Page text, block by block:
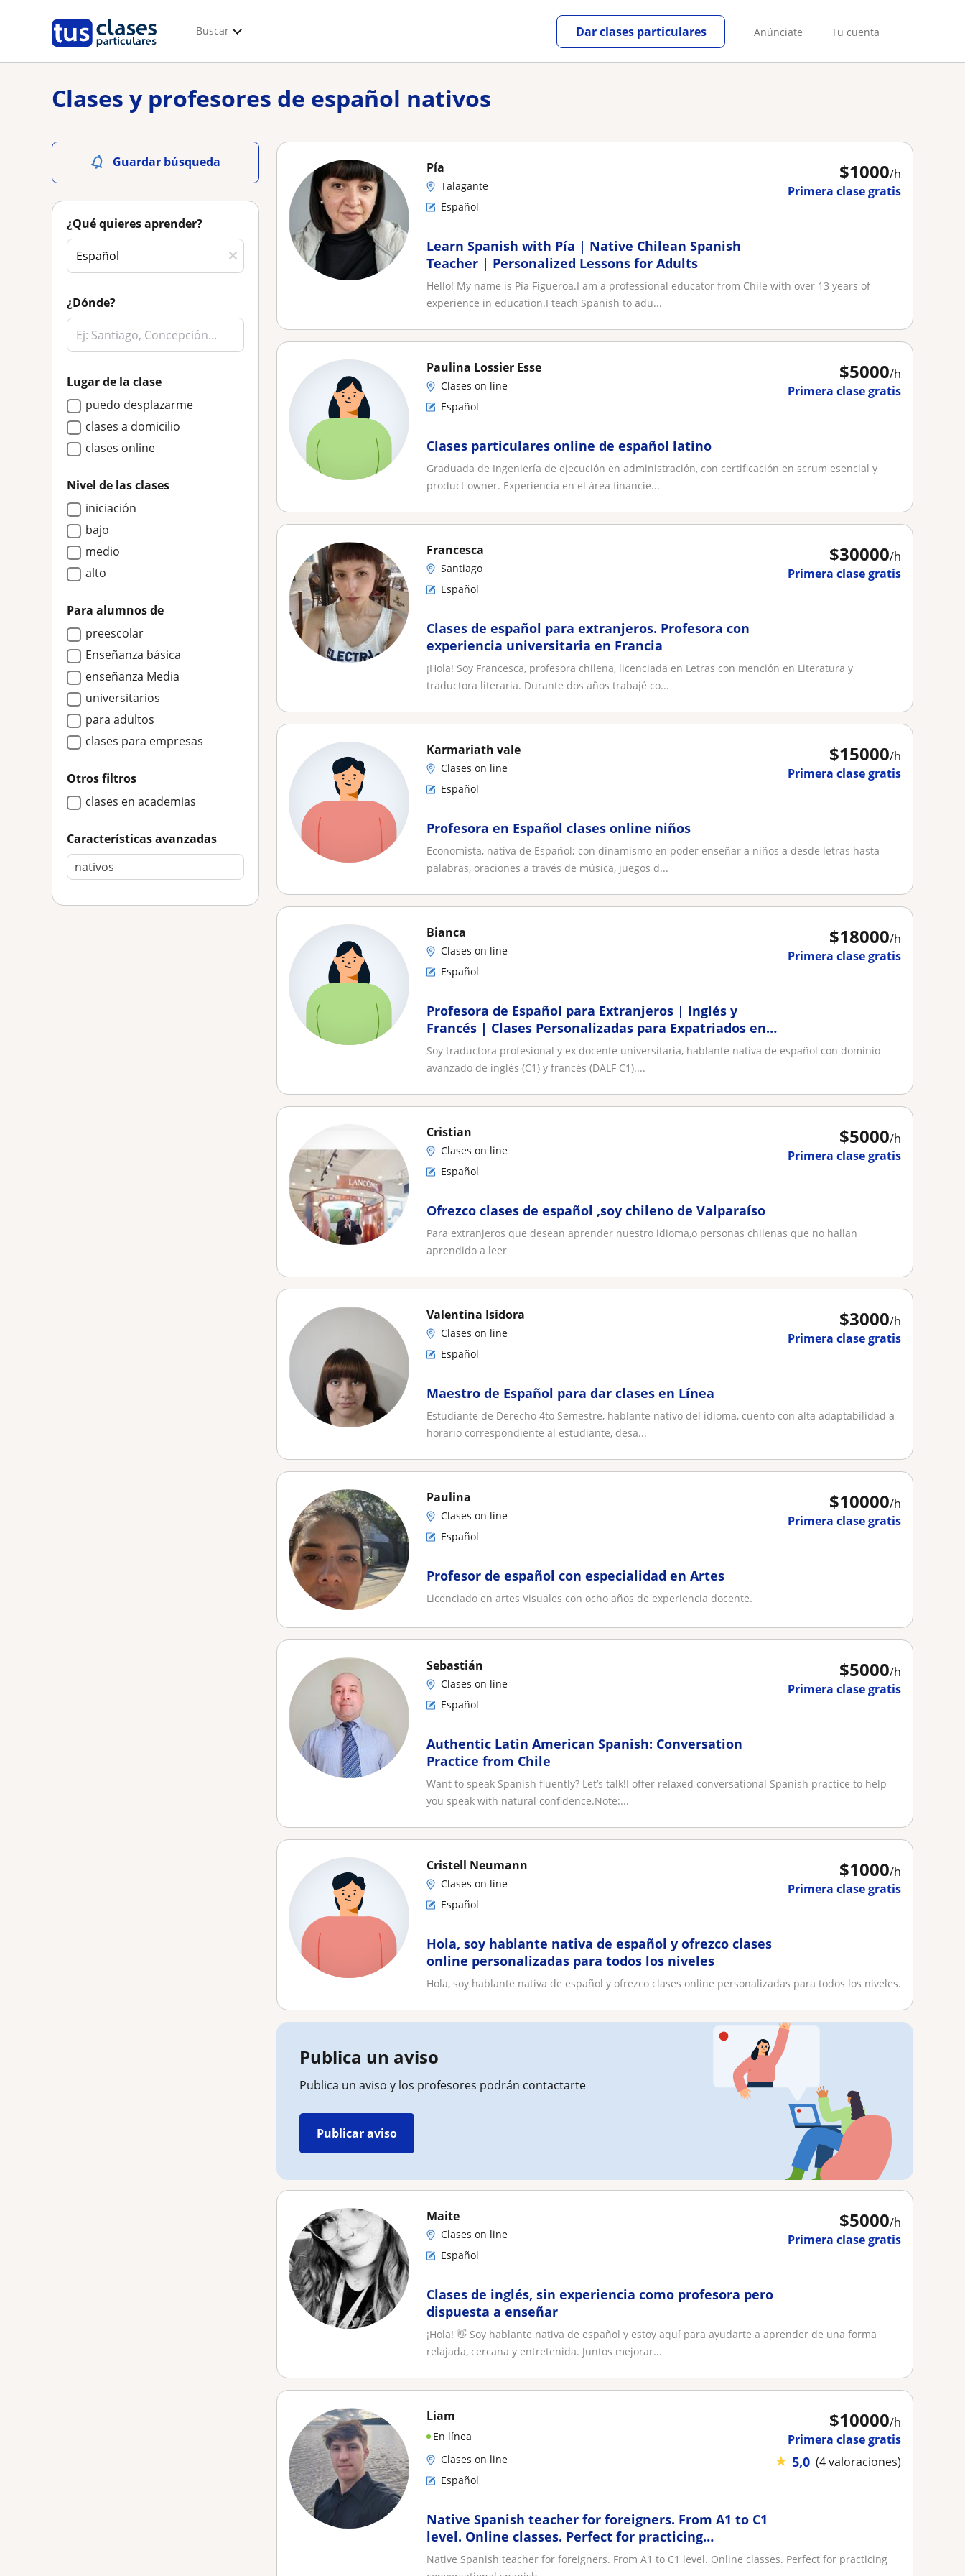
Buscar Anúnciate Tu cuenta
Dar clases particulares
Clases y profesores de español nativos
Guardar búsqueda
¿Qué quieres aprender?
¿Dónde?
Lugar de la clase
puedo desplazarme
clases a domicilio
clases online
Nivel de las clases
iniciación
bajo
medio
alto
Para alumnos de
preescolar
Enseñanza básica
enseñanza Media
universitarios
para adultos
clases para empresas
Otros filtros
clases en academias
Características avanzadas
$1000/h
Primera clase gratis
Pía
Talagante
Español
Learn Spanish with Pía | Native Chilean Spanish
Teacher | Personalized Lessons for Adults
Hello! My name is Pía Figueroa.I am a professional educator from Chile with over 13 years of
experience in education.I teach Spanish to adu...
$5000/h
Primera clase gratis
Paulina Lossier Esse
Clases on line
Español
Clases particulares online de español latino
Graduada de Ingeniería de ejecución en administración, con certificación en scrum esencial y
product owner. Experiencia en el área financie...
$30000/h
Primera clase gratis
Francesca
Santiago
Español
Clases de español para extranjeros. Profesora con
experiencia universitaria en Francia
¡Hola! Soy Francesca, profesora chilena, licenciada en Letras con mención en Literatura y
traductora literaria. Durante dos años trabajé co...
$15000/h
Primera clase gratis
Karmariath vale
Clases on line
Español
Profesora en Español clases online niños
Economista, nativa de Español; con dinamismo en poder enseñar a niños a desde letras hasta
palabras, oraciones a través de música, juegos d...
$18000/h
Primera clase gratis
Bianca
Clases on line
Español
Profesora de Español para Extranjeros | Inglés y
Francés | Clases Personalizadas para Expatriados en
Chile
Soy traductora profesional y ex docente universitaria, hablante nativa de español con dominio
avanzado de inglés (C1) y francés (DALF C1)....
$5000/h
Primera clase gratis
Cristian
Clases on line
Español
Ofrezco clases de español ,soy chileno de Valparaíso
Para extranjeros que desean aprender nuestro idioma,o personas chilenas que no hallan
aprendido a leer
$3000/h
Primera clase gratis
Valentina Isidora
Clases on line
Español
Maestro de Español para dar clases en Línea
Estudiante de Derecho 4to Semestre, hablante nativo del idioma, cuento con alta adaptabilidad a
horario correspondiente al estudiante, desa...
$10000/h
Primera clase gratis
Paulina
Clases on line
Español
Profesor de español con especialidad en Artes
Licenciado en artes Visuales con ocho años de experiencia docente.
$5000/h
Primera clase gratis
Sebastián
Clases on line
Español
Authentic Latin American Spanish: Conversation
Practice from Chile
Want to speak Spanish fluently? Let’s talk!I offer relaxed conversational Spanish practice to help
you speak with natural confidence.Note:...
$1000/h
Primera clase gratis
Cristell Neumann
Clases on line
Español
Hola, soy hablante nativa de español y ofrezco clases
online personalizadas para todos los niveles
Hola, soy hablante nativa de español y ofrezco clases online personalizadas para todos los niveles.
Publica un aviso
Publica un aviso y los profesores podrán contactarte
Publicar aviso
$5000/h
Primera clase gratis
Maite
Clases on line
Español
Clases de inglés, sin experiencia como profesora pero
dispuesta a enseñar
¡Hola! 👋 Soy hablante nativa de español y estoy aquí para ayudarte a aprender de una forma
relajada, cercana y entretenida. Juntos mejorar...
$10000/h
Primera clase gratis
★ 5,0 (4 valoraciones)
Liam
En línea
Clases on line
Español
Native Spanish teacher for foreigners. From A1 to C1
level. Online classes. Perfect for practicing
conversational spanish
Native Spanish teacher for foreigners. From A1 to C1 level. Online classes. Perfect for practicing